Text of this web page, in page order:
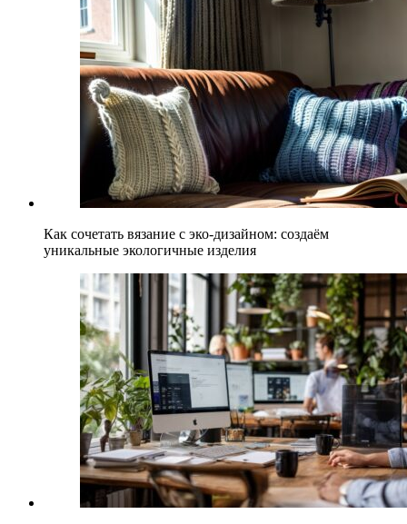
Как сочетать вязание с эко-дизайном: создаём
уникальные экологичные изделия